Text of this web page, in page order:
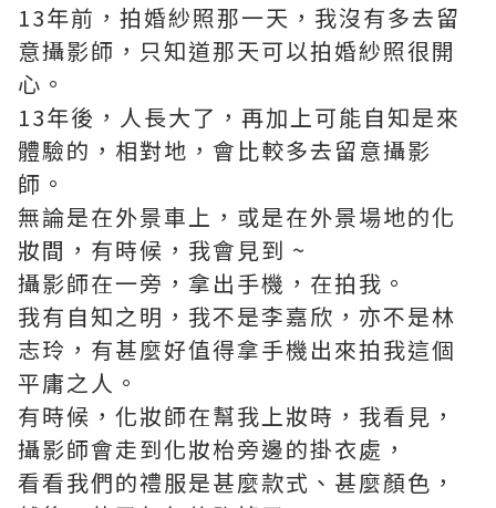
13年前，拍婚紗照那一天，我沒有多去留
意攝影師，只知道那天可以拍婚紗照很開
心。
13年後，人長大了，再加上可能自知是來
體驗的，相對地，會比較多去留意攝影
師。
無論是在外景車上，或是在外景場地的化
妝間，有時候，我會見到 ~
攝影師在一旁，拿出手機，在拍我。
我有自知之明，我不是李嘉欣，亦不是林
志玲，有甚麼好值得拿手機出來拍我這個
平庸之人。
有時候，化妝師在幫我上妝時，我看見，
攝影師會走到化妝枱旁邊的掛衣處，
看看我們的禮服是甚麼款式、甚麼顏色，